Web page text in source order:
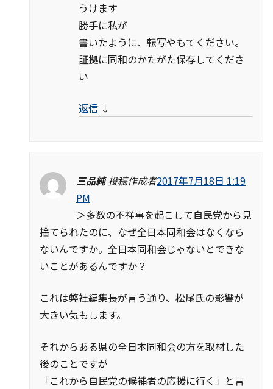
うけます
勝手に私が
書いたように、転写やもてください。
証拠に同和のかたがた保存してくださ
い
返信 ↓
三品純 投稿作成者2017年7月18日 1:19
PM
＞多数の不祥事を起こして自民党から見
捨てられたのに、なぜ全日本同和会はなくなら
ないんですか。全日本同和会じゃないとできな
いことがあるんですか？
これは弊社編集長が言う通り、松尾氏の影響が
大きい気もします。
それからある県の全日本同和会の方を取材した
後のことですが
「これから自民党の候補者の応援に行く」と言